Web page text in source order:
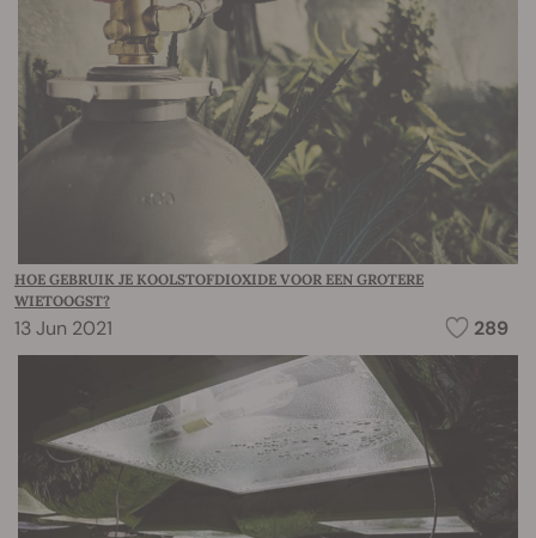
HOE GEBRUIK JE KOOLSTOFDIOXIDE VOOR EEN GROTERE
WIETOOGST?
13 Jun 2021 289